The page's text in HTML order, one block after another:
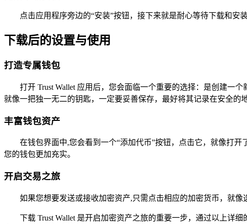
点击应用程序旁边的“安装”按钮，接下来就是耐心等待下载和安
下载后的设置与使用
打造专属钱包
打开 Trust Wallet 应用后，您会面临一个重要的选择：是创建一
就像一把独一无二的钥匙，一定要妥善保存，最好将其记录在安全的
丰富钱包资产
在钱包界面中,您会看到一个“添加代币”按钮，点击它，就像打
您的钱包更加充实。
开启交易之旅
如果您想要发送或接收加密资产,只需点击相应的加密货币，就
下载 Trust Wallet 是开启加密资产之旅的重要一步，通过以上详